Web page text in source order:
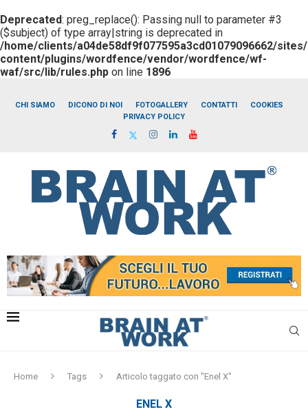
Deprecated: preg_replace(): Passing null to parameter #3
($subject) of type array|string is deprecated in
/home/clients/a04de58df9f077595a3cd01079096662/
content/plugins/wordfence/vendor/wordfence/wf-
waf/src/lib/rules.php on line 1896
CHI SIAMO DICONO DI NOI FOTOGALLERY CONTATTI
COOKIES
PRIVACY POLICY
Home Tags Articolo taggato con "Enel X"
ENEL X